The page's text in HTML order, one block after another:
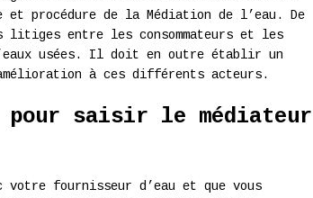
et procédure de la Médiation de l’eau. De
entre les consommateurs et les
usées. Il doit en outre établir un
à ces différents acteurs.
pour saisir le médiateur
votre fournisseur d’eau et que vous